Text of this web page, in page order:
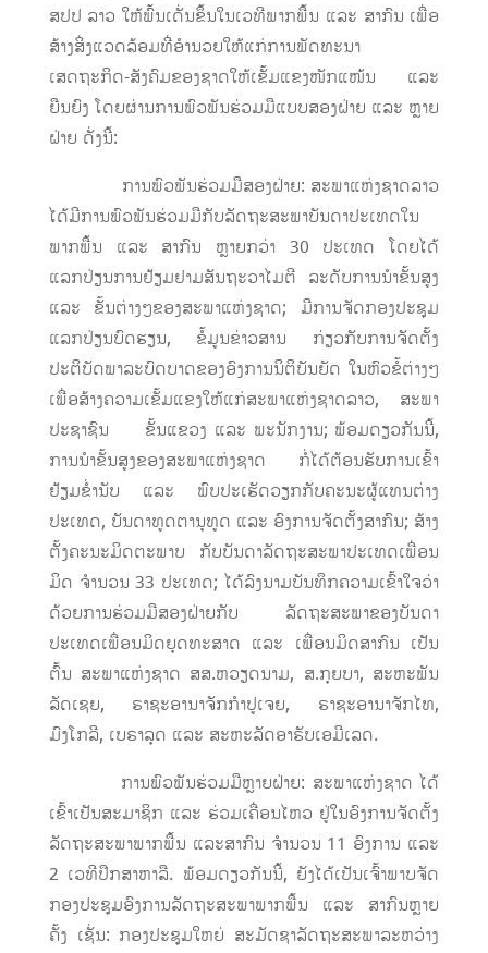
ສປປ ລາວ ໃຫ້ພົ້ນເດັ່ນຂຶ້ນໃນເວທີພາກພື້ນ ແລະ ສາກົນ ເພື່ອ
ສ້າງສິ່ງແວດລ້ອມທີ່ອຳນວຍໃຫ້ແກ່ການພັດທະນາ
ເສດຖະກິດ-ສັງຄົມຂອງຊາດໃຫ້ເຂັ້ມແຂງໜັກແໜ້ນ ແລະ
ຍືນຍົງ ໂດຍຜ່ານການພົວພັນຮ່ວມມືແບບສອງຝ່າຍ ແລະ ຫຼາຍ
ຝ່າຍ ດັ່ງນີ້:
ການພົວພັນຮ່ວມມືສອງຝ່າຍ: ສະພາແຫ່ງຊາດລາວ
ໄດ້ມີການພົວພັນຮ່ວມມືກັບລັດຖະສະພາບັນດາປະເທດໃນ
ພາກພື້ນ ແລະ ສາກົນ ຫຼາຍກວ່າ 30 ປະເທດ ໂດຍໄດ້
ແລກປ່ຽນການຢ້ຽມຢາມສັນຖະວາໄມຕີ ລະດັບການນໍາຂັ້ນສູງ
ແລະ ຂັ້ນຕ່າງໆຂອງສະພາແຫ່ງຊາດ; ມີການຈັດກອງປະຊຸມ
ແລກປ່ຽນບົດຮຽນ, ຂໍ້ມູນຂ່າວສານ ກ່ຽວກັບການຈັດຕັ້ງ
ປະຕິບັດພາລະບົດບາດຂອງອົງການນິຕິບັນຍັດ ໃນຫົວຂໍ້ຕ່າງໆ
ເພື່ອສ້າງຄວາມເຂັ້ມແຂງໃຫ້ແກ່ສະພາແຫ່ງຊາດລາວ, ສະພາ
ປະຊາຊົນ ຂັ້ນແຂວງ ແລະ ພະນັກງານ; ພ້ອມດຽວກັນນີ້,
ການນຳຂັ້ນສູງຂອງສະພາແຫ່ງຊາດ ກໍ່ໄດ້ຕ້ອນຮັບການເຂົ້າ
ຢ້ຽມຂໍ່ານັບ ແລະ ພົບປະເຮັດວຽກກັບຄະນະຜູ້ແທນຕ່າງ
ປະເທດ, ບັນດາທູດຕານຸທູດ ແລະ ອົງການຈັດຕັ້ງສາກົນ; ສ້າງ
ຕັ້ງຄະນະມິດຕະພາບ ກັບບັນດາລັດຖະສະພາປະເທດເພື່ອນ
ມິດ ຈໍານວນ 33 ປະເທດ; ໄດ້ລົງນາມບັນທຶກຄວາມເຂົ້າໃຈວ່າ
ດ້ວຍການຮ່ວມມືສອງຝ່າຍກັບ ລັດຖະສະພາຂອງບັນດາ
ປະເທດເພື່ອນມິດຍຸດທະສາດ ແລະ ເພື່ອນມິດສາກົນ ເປັນ
ຕົ້ນ ສະພາແຫ່ງຊາດ ສສ.ຫວຽດນາມ, ສ.ກຸຍບາ, ສະຫະພັນ
ລັດເຊຍ, ຣາຊະອານາຈັກກຳປູເຈຍ, ຣາຊະອານາຈັກໄທ,
ມົງໂກລີ, ເບຣາລຸດ ແລະ ສະຫະລັດອາຣັບເອມີເລດ.
ການພົວພັນຮ່ວມມືຫຼາຍຝ່າຍ: ສະພາແຫ່ງຊາດ ໄດ້
ເຂົ້າເປັນສະມາຊິກ ແລະ ຮ່ວມເຄື່ອນໄຫວ ຢູ່ໃນອົງການຈັດຕັ້ງ
ລັດຖະສະພາພາກພື້ນ ແລະສາກົນ ຈຳນວນ 11 ອົງການ ແລະ
2 ເວທີປຶກສາຫາລື. ພ້ອມດຽວກັນນີ້, ຍັງໄດ້ເປັນເຈົ້າພາບຈັດ
ກອງປະຊຸມອົງການລັດຖະສະພາພາກພື້ນ ແລະ ສາກົນຫຼາຍ
ຄັ້ງ ເຊັ່ນ: ກອງປະຊຸມໃຫຍ່ ສະມັດຊາລັດຖະສະພາລະຫວ່າງ